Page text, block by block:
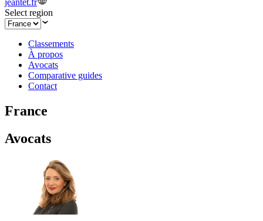
jeantet.fr
Select region
Classements
À propos
Avocats
Comparative guides
Contact
France
Avocats